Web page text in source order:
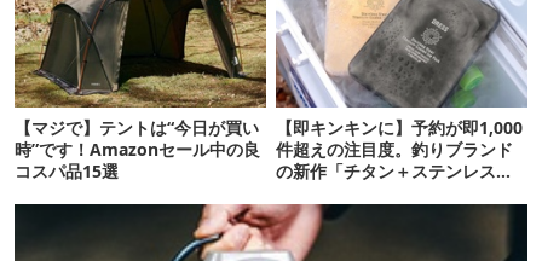
【マジで】テントは“今日が買い
時”です！Amazonセール中の良
コスパ品15選
【即キンキンに】予約が即1,000
件超えの注目度。釣りブランド
の新作「チタン＋ステンレスの